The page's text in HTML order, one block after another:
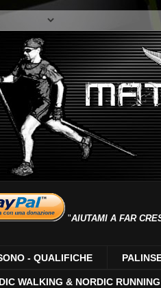
"AIUTAMI A FAR
- QUALIFICHE
WALKING & NORDIC RUNNING